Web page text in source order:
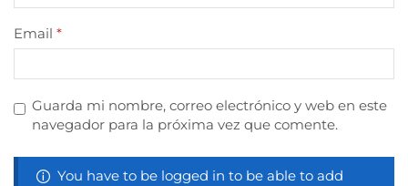
Email *
Guarda mi nombre, correo electrónico y web en este
navegador para la próxima vez que comente.
You have to be logged in to be able to add